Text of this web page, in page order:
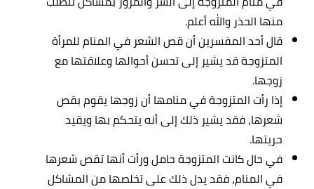
منها الحذر والله أعلم.
قال أحد المفسرين أن قص الشعر في المنام للمرأة
المتزوجة قد يشير إلى تحسن أحوالها وعلاقتها مع
زوجها.
إذا رأت المتزوجة في منامها أن زوجها يقوم بقص
شعرها، فقد يشير ذلك إلى أنه يتحكم بها ويقيد
حريتها.
في حال كانت المتزوجة حامل ورأت أنها تقص شعرها
في المنام، فقد يدل ذلك على تخلصها من المشاكل